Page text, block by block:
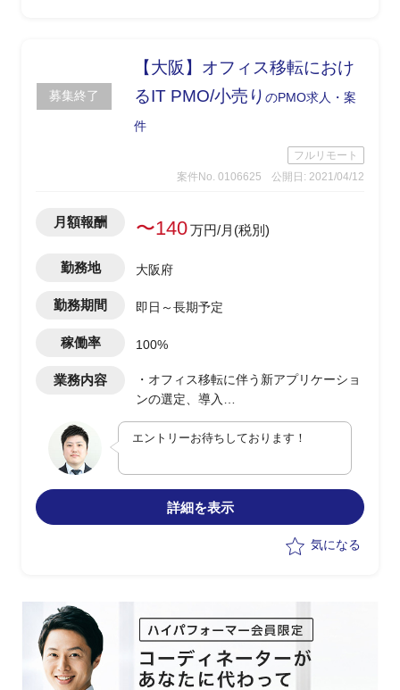
募集終了
【大阪】オフィス移転におけ
るIT PMO/小売り のPMO求人・案
件
フルリモート
案件No. 0106625
公開日: 2021/04/12
月額報酬 〜140万円/月(税別)
勤務地 大阪府
勤務期間 即日～長期予定
稼働率 100%
業務内容
・オフィス移転に伴う新アプリケーショ
ンの選定、導入
・RFI作成
・ベンダー選定
など）
エントリーお待ちしております！
詳細を表示
気になる